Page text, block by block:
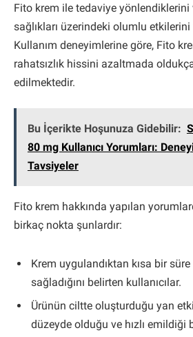
Fito krem ile tedaviye yönlendiklerini
sağlıkları üzerindeki olumlu
Kullanım deneyimlerine göre, Fito
rahatsızlık hissini azaltmada
edilmektedir.
Bu İçerikte Hoşunuza Gidebilir:
80 mg Kullanıcı Yorumları:
Tavsiyeler
Fito krem hakkında yapılan
birkaç nokta şunlardır:
Krem uygulandıktan kısa bir
sağladığını belirten kullanıcılar.
Ürünün ciltte oluşturduğu yan
düzeyde olduğu ve hızlı emildiği